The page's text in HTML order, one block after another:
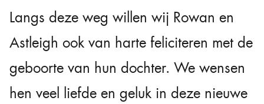
Langs deze weg willen wij Rowan en
Astleigh ook van harte feliciteren met de
geboorte van hun dochter. We wensen
hen veel liefde en geluk in deze nieuwe